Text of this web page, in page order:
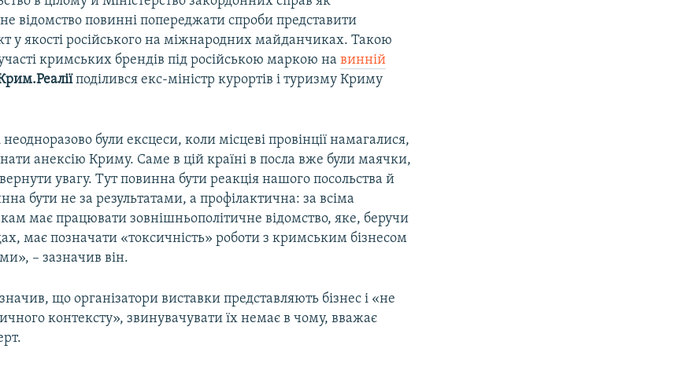
відомство повинні попереджати спроби представити
у якості російського на міжнародних майданчиках. Такою
кримських брендів під російською маркою навинній
поділився екс-міністр курортів і туризму Криму
були ексцеси, коли місцеві провінції намагалися,
анексію Криму. Саме в цій країні в посла вже були маячки,
увагу. Тут повинна бути реакція нашого посольства й
бути не за результатами, а профілактична: за всіма
має працювати зовнішньополітичне відомство, яке, беручи
має позначати «токсичність» роботи з кримським бізнесом
– зазначив він.
що організатори виставки представляють бізнес і «не
контексту», звинувачувати їх немає в чому, вважає